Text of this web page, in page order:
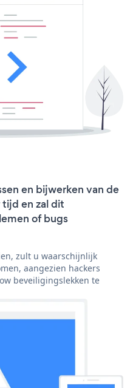
en bijwerken van de
en zal dit
of bugs
zult u waarschijnlijk
aangezien hackers
beveiligingslekken te